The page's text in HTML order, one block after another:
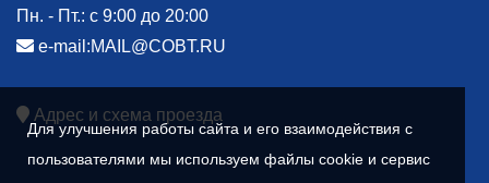
Пн. - Пт.: с 9:00 до 20:00
e-mail:MAIL@COBT.RU
Адрес и схема проезда
Для улучшения работы сайта и его взаимодействия с
пользователями мы используем файлы cookie и сервис